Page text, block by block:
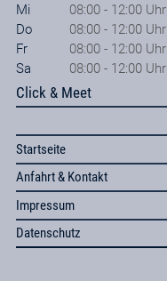
Mi
08:00 - 12:00 Uhr
Do
08:00 - 12:00 Uhr
Fr
08:00 - 12:00 Uhr
Sa
08:00 - 12:00 Uhr
Click & Meet
Startseite
Anfahrt & Kontakt
Impressum
Datenschutz